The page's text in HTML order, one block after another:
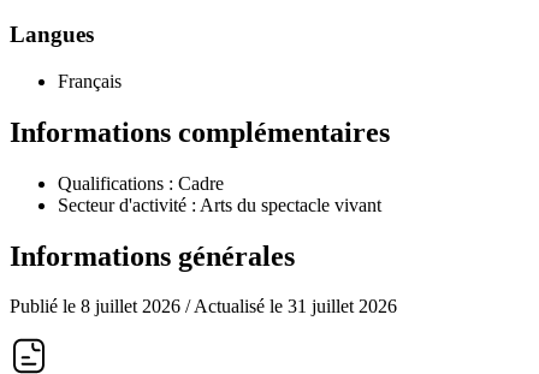
Langues
Français
Informations complémentaires
Qualifications : Cadre
Secteur d'activité : Arts du spectacle vivant
Informations générales
Publié le 8 juillet 2026 / Actualisé le 31 juillet 2026